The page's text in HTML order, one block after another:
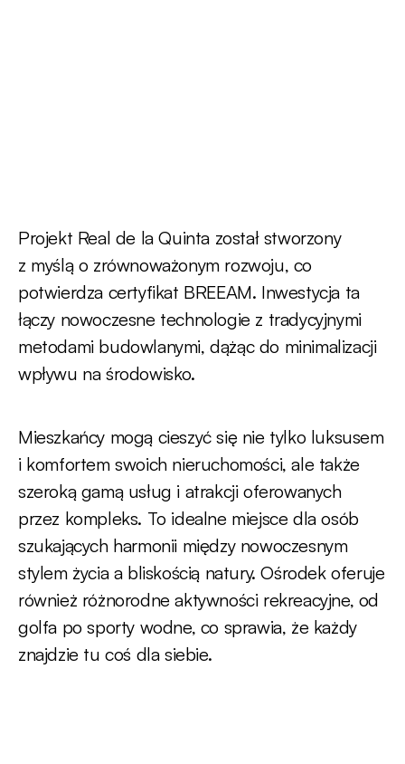
Projekt Real de la Quinta został stworzony
z myślą o zrównoważonym rozwoju, co
potwierdza certyfikat BREEAM. Inwestycja ta
łączy nowoczesne technologie z tradycyjnymi
metodami budowlanymi, dążąc do minimalizacji
wpływu na środowisko.
Mieszkańcy mogą cieszyć się nie tylko luksusem
i komfortem swoich nieruchomości, ale także
szeroką gamą usług i atrakcji oferowanych
przez kompleks. To idealne miejsce dla osób
szukających harmonii między nowoczesnym
stylem życia a bliskością natury. Ośrodek oferuje
również różnorodne aktywności rekreacyjne, od
golfa po sporty wodne, co sprawia, że każdy
znajdzie tu coś dla siebie.